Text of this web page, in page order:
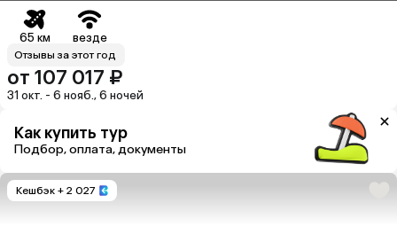
65 км везде
Отзывы за этот год
от 107 017 ₽
31 окт. - 6 нояб., 6 ночей
Как купить тур
Подбор, оплата, документы
Кешбэк + 2 027